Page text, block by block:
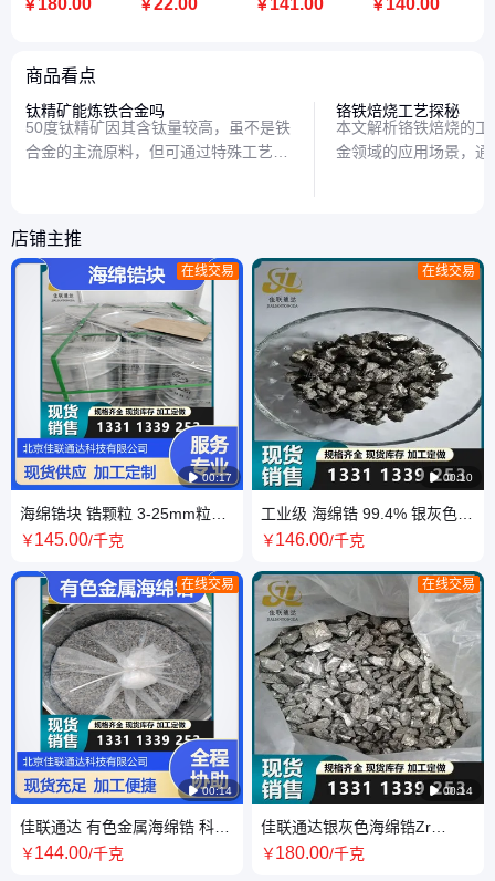
￥ ￥ ￥ ￥
商品看点
钛精矿能炼铁合金吗
50度钛精矿因其含钛量较高，虽不是铁
合金的主流原料，但可通过特殊工艺参
铬铁焙烧工艺探秘
本文解析铬铁焙烧的
金领域的应用场景，
店铺主推
 00:17
在线交易
海绵锆块 锆颗粒 3-25mm粒度
可加工定制 专线物流开票
￥145.00/千克
 00:14
在线交易
佳联通达 有色金属海绵锆 科研
实验 原材料 粒度可加工 专线物
￥144.00/千克
 00:10
在线交易
工业级 海绵锆 99.4% 银灰色
海绵状 锆块 锆颗粒 3-25mm
￥146.00/千克
 00:14
在线交易
佳联通达银灰色海绵锆Zr
≥99.4% 冶炼添加剂 3-25mm
￥180.00/千克